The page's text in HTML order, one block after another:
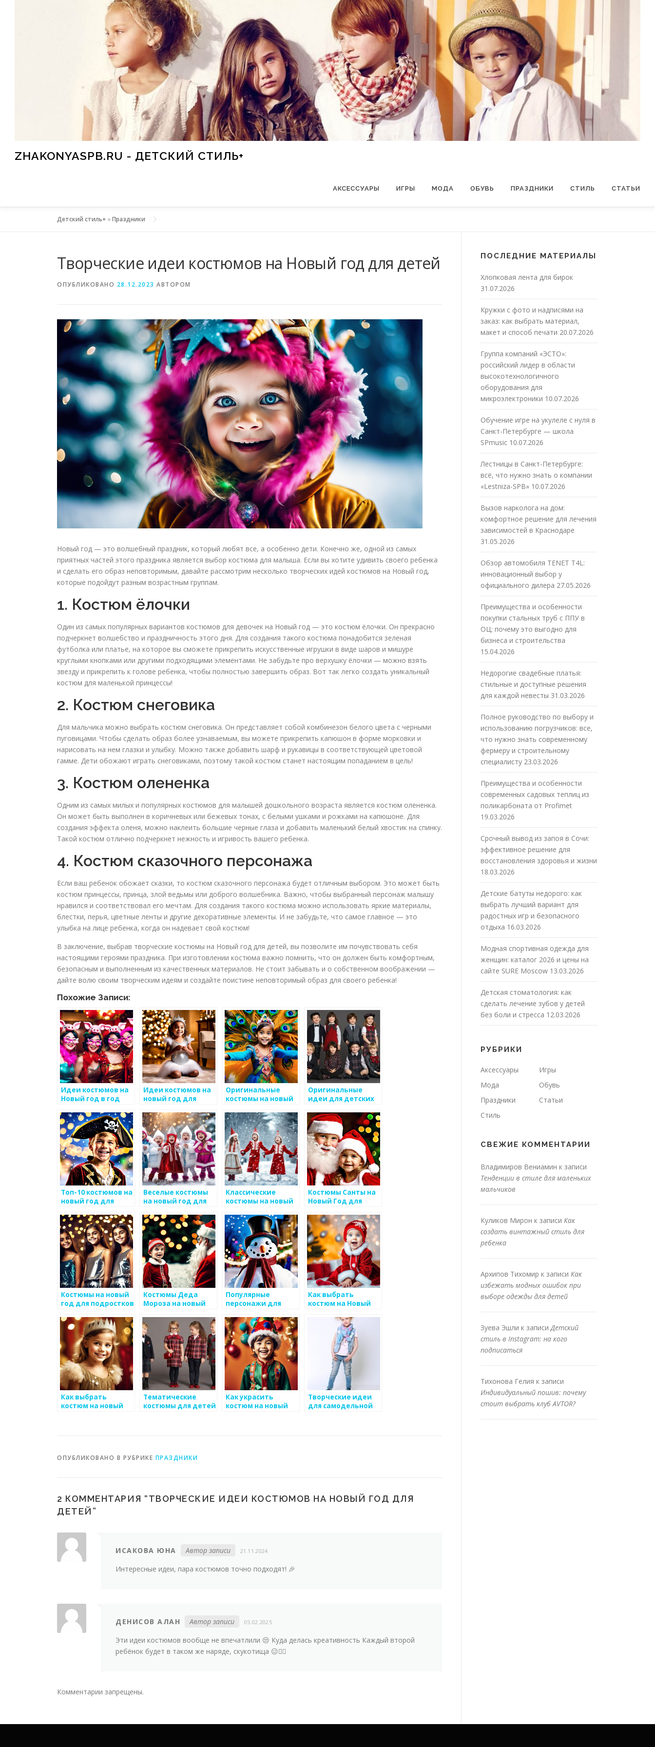
ZHAKONYASPB.RU - ДЕТСКИЙ СТИЛЬ+
АКСЕССУАРЫ ИГРЫ МОДА ОБУВЬ ПРАЗДНИКИ СТИЛЬ СТАТЬИ
Детский стиль+ »Праздники
Творческие идеи костюмов на Новый год для детей
ОПУБЛИКОВАНО 28.12.2023 АВТОРОМ
Новый год — это волшебный праздник, который любят все, а особенно дети. Конечно же, одной из самых
приятных частей этого праздника является выбор костюма для малыша. Если вы хотите удивить своего ребенка
и сделать его образ неповторимым, давайте рассмотрим несколько творческих идей костюмов на Новый год,
которые подойдут разным возрастным группам.
1. Костюм ёлочки
Один из самых популярных вариантов костюмов для девочек на Новый год — это костюм ёлочки. Он прекрасно
подчеркнет волшебство и праздничность этого дня. Для создания такого костюма понадобится зеленая
футболка или платье, на которое вы сможете прикрепить искусственные игрушки в виде шаров и мишуре
круглыми кнопками или другими подходящими элементами. Не забудьте про верхушку ёлочки — можно взять
звезду и прикрепить к голове ребенка, чтобы полностью завершить образ. Вот так легко создать уникальный
костюм для маленькой принцессы!
2. Костюм снеговика
Для мальчика можно выбрать костюм снеговика. Он представляет собой комбинезон белого цвета с черными
пуговицами. Чтобы сделать образ более узнаваемым, вы можете прикрепить капюшон в форме морковки и
нарисовать на нем глазки и улыбку. Можно также добавить шарф и рукавицы в соответствующей цветовой
гамме. Дети обожают играть снеговиками, поэтому такой костюм станет настоящим попаданием в цель!
3. Костюм олененка
Одним из самых милых и популярных костюмов для малышей дошкольного возраста является костюм олененка.
Он может быть выполнен в коричневых или бежевых тонах, с белыми ушками и рожками на капюшоне. Для
создания эффекта оленя, можно наклеить большие черные глаза и добавить маленький белый хвостик на спинку.
Такой костюм отлично подчеркнет нежность и игривость вашего ребенка.
4. Костюм сказочного персонажа
Если ваш ребенок обожает сказки, то костюм сказочного персонажа будет отличным выбором. Это может быть
костюм принцессы, принца, злой ведьмы или доброго волшебника. Важно, чтобы выбранный персонаж малышу
нравился и соответствовал его мечтам. Для создания такого костюма можно использовать яркие материалы,
блестки, перья, цветные ленты и другие декоративные элементы. И не забудьте, что самое главное — это
улыбка на лице ребенка, когда он надевает свой костюм!
В заключение, выбрав творческие костюмы на Новый год для детей, вы позволите им почувствовать себя
настоящими героями праздника. При изготовлении костюма важно помнить, что он должен быть комфортным,
безопасным и выполненным из качественных материалов. Не стоит забывать и о собственном воображении —
дайте волю своим творческим идеям и создайте поистине неповторимый образ для своего ребенка!
Похожие Записи:
Идеи костюмов на
Новый год в год
Идеи костюмов на
новый год для
Оригинальные
костюмы на новый
Оригинальные
идеи для детских
праздник
Топ-10 костюмов на
новый год для
Веселые костюмы
на новый год для
Классические
костюмы на новый
Костюмы Санты на
Новый Год для
праздника и
радость сердца
Костюмы на новый
год для подростков
Костюмы Деда
Мороза на новый
Популярные
персонажи для
Год
Как выбрать
костюм на Новый
ребенка: полезные
советы от
экспертов
Как выбрать
костюм на новый
Тематические
костюмы для детей
Как украсить
костюм на новый
Творческие идеи
для самодельной
ОПУБЛИКОВАНО В РУБРИКЕ ПРАЗДНИКИ
2 КОММЕНТАРИЯ “ТВОРЧЕСКИЕ ИДЕИ КОСТЮМОВ НА НОВЫЙ ГОД ДЛЯ
ДЕТЕЙ ”
ИСАКОВА ЮНА Автор записи 21.11.2024
Интересные идеи, пара костюмов точно подходят! 🎉
ДЕНИСОВ АЛАН Автор записи 05.02.2025
Эти идеи костюмов вообще не впечатлили 😒 Куда делась креативность Каждый второй
ребёнок будет в таком же наряде, скукотища 😑👎🏻
Комментарии запрещены.
ПОСЛЕДНИЕ МАТЕРИАЛЫ
Хлопковая лента для бирок
31.07.2026
Кружки с фото и надписями на
заказ: как выбрать материал,
макет и способ печати 20.07.2026
Группа компаний «ЭСТО»:
российский лидер в области
высокотехнологичного
оборудования для
микроэлектроники 10.07.2026
Обучение игре на укулеле с нуля в
Санкт-Петербурге — школа
SPmusic 10.07.2026
Лестницы в Санкт-Петербурге:
всё, что нужно знать о компании
«Lestniza-SPB» 10.07.2026
Вызов нарколога на дом:
комфортное решение для лечения
зависимостей в Краснодаре
31.05.2026
Обзор автомобиля TENET T4L:
инновационный выбор у
официального дилера 27.05.2026
Преимущества и особенности
покупки стальных труб с ППУ в
ОЦ: почему это выгодно для
бизнеса и строительства
15.04.2026
Недорогие свадебные платья:
стильные и доступные решения
для каждой невесты 31.03.2026
Полное руководство по выбору и
использованию погрузчиков: все,
что нужно знать современному
фермеру и строительному
специалисту 23.03.2026
Преимущества и особенности
современных садовых теплиц из
поликарбоната от Profimet
19.03.2026
Срочный вывод из запоя в Сочи:
эффективное решение для
восстановления здоровья и жизни
18.03.2026
Детские батуты недорого: как
выбрать лучший вариант для
радостных игр и безопасного
отдыха 16.03.2026
Модная спортивная одежда для
женщин: каталог 2026 и цены на
сайте SURE Moscow 13.03.2026
Детская стоматология: как
сделать лечение зубов у детей
без боли и стресса 12.03.2026
РУБРИКИ
Аксессуары
Игры
Мода
Обувь
Праздники
Статьи
Стиль
СВЕЖИЕ КОММЕНТАРИИ
Владимиров Вениамин к записи
Тенденции в стиле для маленьких
мальчиков
Куликов Мирон к записи Как
создать винтажный стиль для
ребенка
Архипов Тихомир к записи Как
избежать модных ошибок при
выборе одежды для детей
Зуева Эшли к записиДетский
стиль в Instagram: на кого
подписаться
Тихонова Гелия к записи
Индивидуальный пошив: почему
стоит выбрать клуб AVTOR?